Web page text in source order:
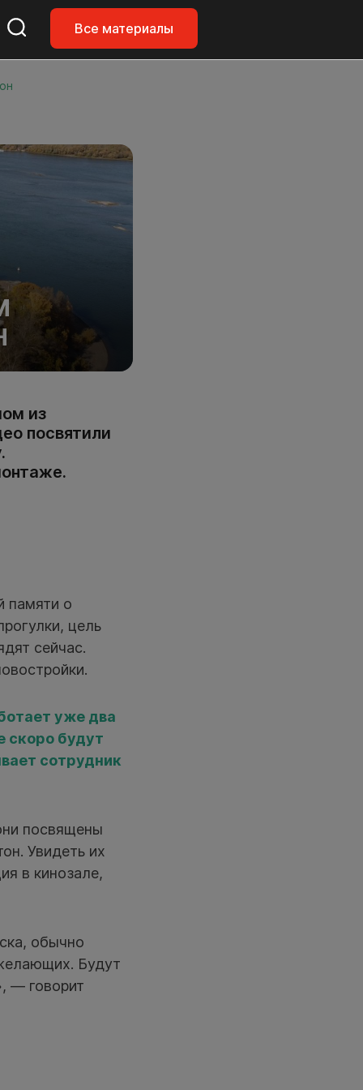
Все материалы
из
посвятили
памяти о
цель
сейчас.
уже два
скоро будут
сотрудник
посвящены
Увидеть их
в кинозале,
обычно
Будут
— говорит